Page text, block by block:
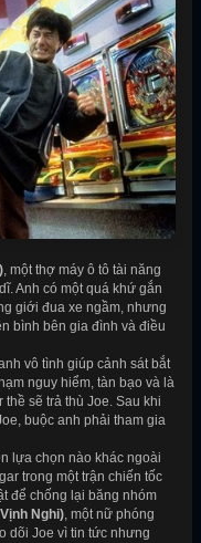
, một thợ máy ô tô tài năng
Anh có một quá khứ gắn
giới đua xe ngầm, nhưng
bình bên gia đình và điều
vô tình giúp cảnh sát bắt
nguy hiểm, tàn bạo và là
sẽ trả thù Joe. Sau khi
buộc anh phải tham gia
lựa chọn nào khác ngoài
trong một trận chiến tốc
để chống lại băng nhóm
Nghi), một nữ phóng
dõi Joe vì tin tức nhưng